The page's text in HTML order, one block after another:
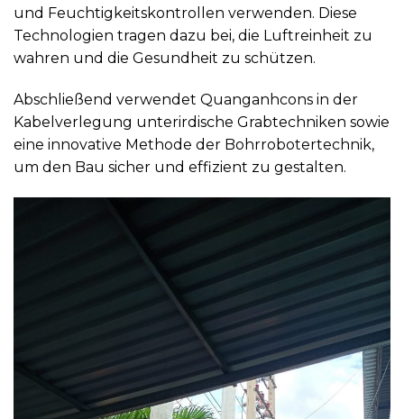
und Feuchtigkeitskontrollen verwenden. Diese
Technologien tragen dazu bei, die Luftreinheit zu
wahren und die Gesundheit zu schützen.
Abschließend verwendet Quanganhcons in der
Kabelverlegung unterirdische Grabtechniken sowie
eine innovative Methode der Bohrrobotertechnik,
um den Bau sicher und effizient zu gestalten.